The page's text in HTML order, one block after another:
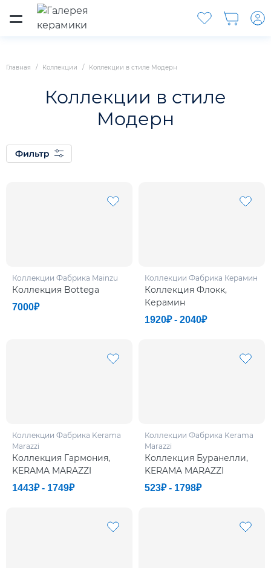
Главная Коллекции Коллекции в стиле Модерн
Коллекции в стиле
Модерн
Коллекции Фабрикa Mainzu
Коллекция Bottega
7000₽
Коллекции Фабрикa Керамин
Коллекция Флокк,
Керамин
1920₽ - 2040₽
Коллекции Фабрикa Kerama
Marazzi
Коллекция Гармония,
KERAMA MARAZZI
1443₽ - 1749₽
Коллекции Фабрикa Kerama
Marazzi
Коллекция Буранелли,
KERAMA MARAZZI
523₽ - 1798₽